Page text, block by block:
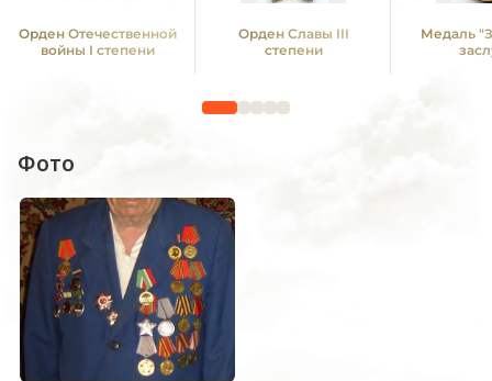
Орден Отечественной
войны I степени
Орден Славы III
степени
Медаль
Фото